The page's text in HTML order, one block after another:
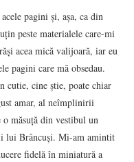
pagini şi, aşa, ca din
peste materialele care-mi
acea mică valijoară, iar eu
pagini care mă obsedau.
cutie, cine ştie, poate chiar
amar, al neîmplinirii
o măsuţă din vestibul un
lui Brâncuşi. Mi-am amintit
fidelă în miniatură a